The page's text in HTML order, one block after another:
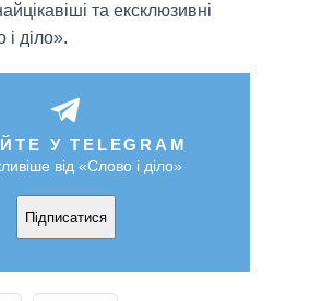
та ексклюзивні
діло».
У TELEGRAM
від «Слово і діло»
Підписатися